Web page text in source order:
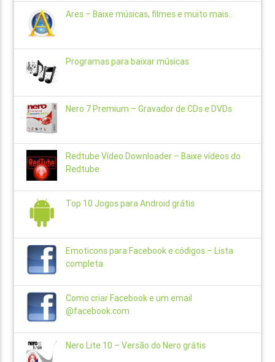
Ares – Baixe músicas, filmes e muito mais..
Programas para baixar músicas
Nero 7 Premium – Gravador de CDs e DVDs
Redtube Vídeo Downloader – Baixe vídeos do
Redtube
Top 10 Jogos para Android grátis
Emoticons para Facebook e códigos – Lista
completa
Como criar Facebook e um email
@facebook.com
Nero Lite 10 – Versão do Nero grátis